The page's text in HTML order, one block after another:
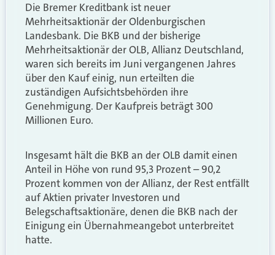
Die Bremer Kreditbank ist neuer
Mehrheitsaktionär der Oldenburgischen
Landesbank. Die BKB und der bisherige
Mehrheitsaktionär der OLB, Allianz Deutschland,
waren sich bereits im Juni vergangenen Jahres
über den Kauf einig, nun erteilten die
zuständigen Aufsichtsbehörden ihre
Genehmigung. Der Kaufpreis beträgt 300
Millionen Euro.
Insgesamt hält die BKB an der OLB damit einen
Anteil in Höhe von rund 95,3 Prozent – 90,2
Prozent kommen von der Allianz, der Rest entfällt
auf Aktien privater Investoren und
Belegschaftsaktionäre, denen die BKB nach der
Einigung ein Übernahmeangebot unterbreitet
hatte.